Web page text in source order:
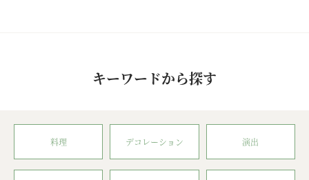
キーワードから探す
料理 デコレーション 演出